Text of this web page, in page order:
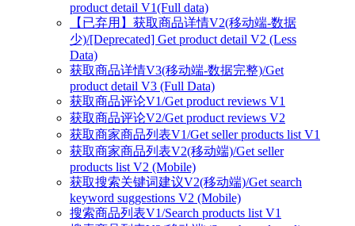
product detail V1(Full data)
【已弃用】获取商品详情V2(移动端-数据
少)/[Deprecated] Get product detail V2 (Less
Data)
获取商品详情V3(移动端-数据完整)/Get
product detail V3 (Full Data)
获取商品评论V1/Get product reviews V1
获取商品评论V2/Get product reviews V2
获取商家商品列表V1/Get seller products list V1
获取商家商品列表V2(移动端)/Get seller
products list V2 (Mobile)
获取搜索关键词建议V2(移动端)/Get search
keyword suggestions V2 (Mobile)
搜索商品列表V1/Search products list V1